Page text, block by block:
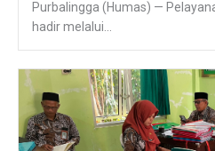
Purbalingga (Humas) —
hadir melalui...